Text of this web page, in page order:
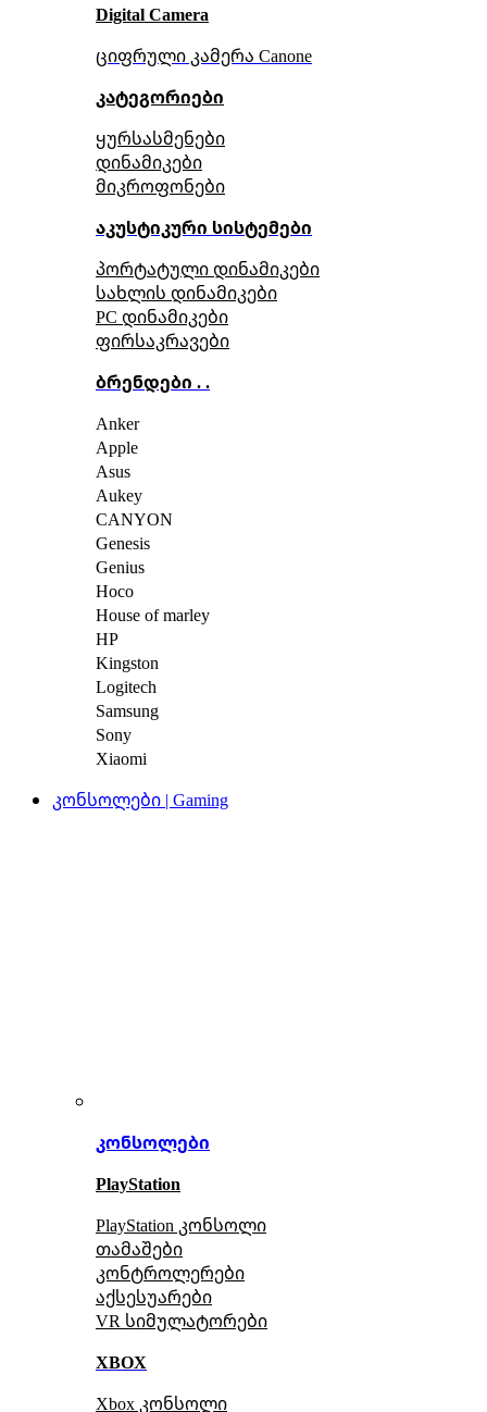
Digital Camera
ციფრული კამერა Сanone
კატეგორიები
ყურსასმენები
დინამიკები
მიკროფონები
აკუსტიკური სისტემები
პორტატული დინამიკები
სახლის დინამიკები
PC დინამიკები
ფირსაკრავები
ბრენდები . .
Anker
Apple
Asus
Aukey
CANYON
Genesis
Genius
Hoco
House of marley
HP
Kingston
Logitech
Samsung
Sony
Xiaomi
კონსოლები | Gaming
კონსოლები
PlayStation
PlayStation კონსოლი
თამაშები
კონტროლერები
აქსესუარები
VR სიმულატორები
XBOX
Xbox კონსოლი